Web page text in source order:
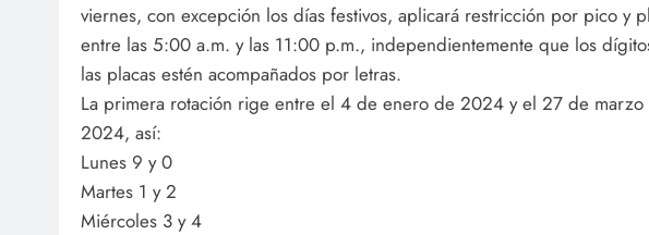
viernes, con excepción los días festivos, aplicará restricción por pico y
entre las 5:00 a.m. y las 11:00 p.m., independientemente que los
las placas estén acompañados por letras.
La primera rotación rige entre el 4 de enero de 2024 y el 27 de marzo
2024, así:
Lunes 9 y 0
Martes 1 y 2
Miércoles 3 y 4